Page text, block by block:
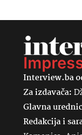
Interview.ba
Za izdavača:
Glavna
Redakcija i